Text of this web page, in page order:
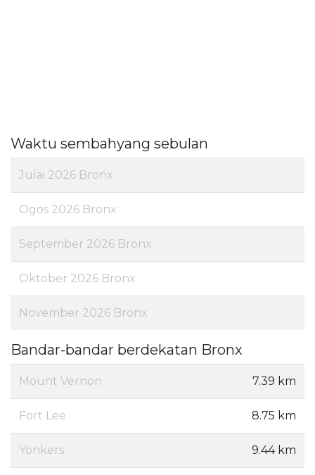
Waktu sembahyang sebulan
Julai 2026 Bronx
Ogos 2026 Bronx
September 2026 Bronx
Oktober 2026 Bronx
November 2026 Bronx
Bandar-bandar berdekatan Bronx
Mount Vernon 7.39 km
Fort Lee 8.75 km
Yonkers 9.44 km